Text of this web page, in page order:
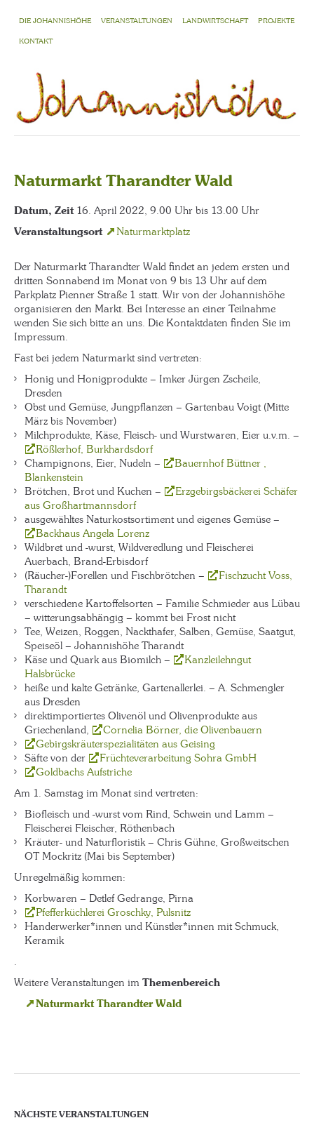
DIE JOHANNISHÖHE VERANSTALTUNGEN LANDWIRTSCHAFT PROJEKTE
KONTAKT
Naturmarkt Tharandter Wald
Datum, Zeit16. April 2022, 9.00 Uhr bis 13.00 Uhr
Veranstaltungsort Naturmarktplatz
Der Naturmarkt Tharandter Wald findet an jedem ersten und
dritten Sonnabend im Monat von 9 bis 13 Uhr auf dem
Parkplatz Pienner Straße 1 statt. Wir von der Johannishöhe
organisieren den Markt. Bei Interesse an einer Teilnahme
wenden Sie sich bitte an uns. Die Kontaktdaten finden Sie im
Impressum.
Fast bei jedem Naturmarkt sind vertreten:
Honig und Honigprodukte – Imker Jürgen Zscheile,
Dresden
Obst und Gemüse, Jungpflanzen – Gartenbau Voigt (Mitte
März bis November)
Milchprodukte, Käse, Fleisch- und Wurstwaren, Eier u.v.m. –
Rößlerhof, Burkhardsdorf
Champignons, Eier, Nudeln –
Bauernhof Büttner ,
Blankenstein
Brötchen, Brot und Kuchen –
Erzgebirgsbäckerei Schäfer
aus Großhartmannsdorf
ausgewähltes Naturkostsortiment und eigenes Gemüse –
Backhaus Angela Lorenz
Wildbret und -wurst, Wildveredlung und Fleischerei
Auerbach, Brand-Erbisdorf
(Räucher-)Forellen und Fischbrötchen –
Fischzucht Voss,
Tharandt
verschiedene Kartoffelsorten – Familie Schmieder aus Lübau
– witterungsabhängig – kommt bei Frost nicht
Tee, Weizen, Roggen, Nackthafer, Salben, Gemüse, Saatgut,
Speiseöl – Johannishöhe Tharandt
Käse und Quark aus Biomilch –
Kanzleilehngut
Halsbrücke
heiße und kalte Getränke, Gartenallerlei. – A. Schmengler
aus Dresden
direktimportiertes Olivenöl und Olivenprodukte aus
Griechenland,
Cornelia Börner, die Olivenbauern
Gebirgskräuterspezialitäten aus Geising
Säfte von der
Früchteverarbeitung Sohra GmbH
Goldbachs Aufstriche
Am 1. Samstag im Monat sind vertreten:
Biofleisch und -wurst vom Rind, Schwein und Lamm –
Fleischerei Fleischer, Röthenbach
Kräuter- und Naturfloristik – Chris Gühne, Großweitschen
OT Mockritz (Mai bis September)
Unregelmäßig kommen:
Korbwaren – Detlef Gedrange, Pirna
Pfefferküchlerei Groschky, Pulsnitz
Handerwerker*innen und Künstler*innen mit Schmuck,
Keramik
.
Weitere Veranstaltungen im Themenbereich
Naturmarkt Tharandter Wald
NÄCHSTE VERANSTALTUNGEN